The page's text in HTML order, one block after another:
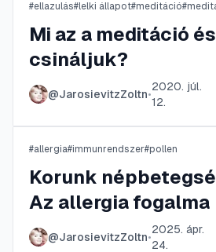
#ellazulás#lelki állapot#meditáció#
Mi az a meditáció
csináljuk?
@JarosievitzZoltn•
2020. júl.
12.
#allergia#immunrendszer#pollen
Korunk
Az allergia fogalma
@JarosievitzZoltn•
2025. ápr.
24.